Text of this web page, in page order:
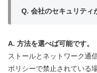
Q. 会社のセキュリティ
A. 方法を選べば可能です。
ストールとネットワーク通
ポリシーで禁止されている